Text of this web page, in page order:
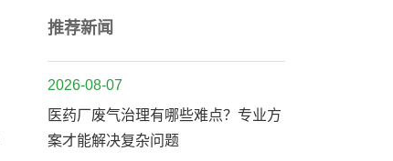
推荐新闻
2026-08-07
医药厂废气治理有哪些难点？专业方
案才能解决复杂问题